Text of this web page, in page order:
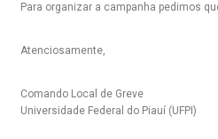
Para organizar a campanha pedimos
Atenciosamente,
Comando Local de Greve
Universidade Federal do Piauí (UFPI)